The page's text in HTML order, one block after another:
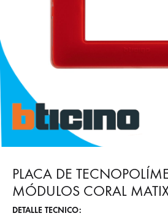
PLACA DE
MÓDULOS CORAL
DETALLE TECNICO: